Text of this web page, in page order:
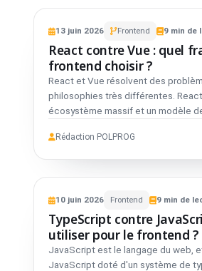
VS
FRONTEND
React
vs
02Vue
13 juin 2026 Frontend 9 min de
React contre Vue : quel
frontend choisir ?
React et Vue résolvent des
philosophies très différentes.
écosystème massif et un modèle
guidée avec des conventions
décompose où chacun l'emporte
décider en confiance au lieu de
Rédaction POLPROG
VS
FRONTEND
TypeScript
vs
JavaScript
10 juin 2026 Frontend 9 min de
TypeScript contre
utiliser pour le frontend ?
JavaScript est le langage du web,
JavaScript doté d'un système de